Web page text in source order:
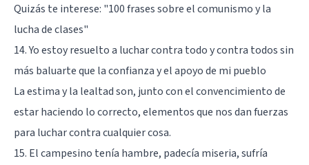
Quizás te interese: "100 frases sobre el comunismo y la
lucha de clases"
14. Yo estoy resuelto a luchar contra todo y contra todos sin
más baluarte que la confianza y el apoyo de mi pueblo
La estima y la lealtad son, junto con el convencimiento de
estar haciendo lo correcto, elementos que nos dan fuerzas
para luchar contra cualquier cosa.
15. El campesino tenía hambre, padecía miseria, sufría